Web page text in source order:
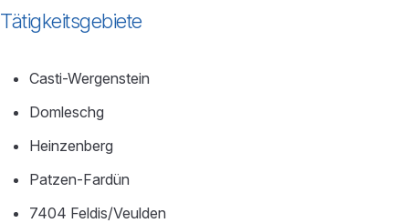
Tätigkeitsgebiete
Casti-Wergenstein
Domleschg
Heinzenberg
Patzen-Fardün
7404 Feldis/Veulden